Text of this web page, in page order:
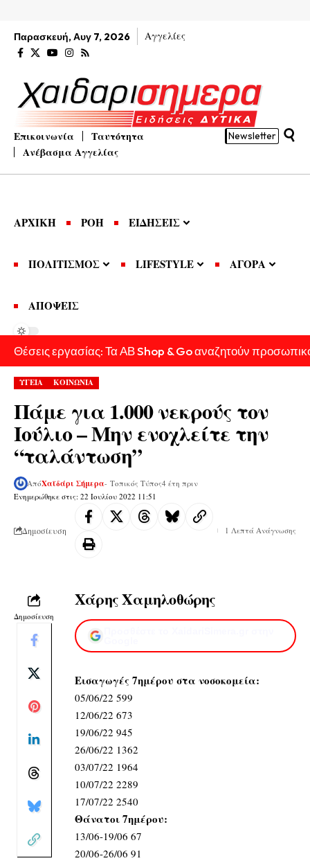
Παρασκευή, Αυγ 7, 2026 Αγγελίες
Επικοινωνία
Ταυτότητα
Ανέβασμα Αγγελίας
Newsletter
ΑΡΧΙΚΗ ΡΟΗ ΕΙΔΗΣΕΙΣ
ΠΟΛΙΤΙΣΜΟΣ LIFESTYLE ΑΓΟΡΑ
ΑΠΟΨΕΙΣ
Θέσεις εργασίας: Τα ΑΒ Shop & Go αναζητούν
ΥΓΕΙΑ ΚΟΙΝΩΝΙΑ
Πάμε για 1.000 νεκρούς τον
Ιούλιο – Μην ενοχλείτε την
“ταλάντωση”
Ενημερώθηκε στις: 22 Ιουλίου 2022 11:51
ΑπόΧαϊδάρι Σήμερα- Τοπικός Τύπος4 έτη πριν
Δημοσίευση 1 Λεπτά Ανάγνωσης
Δημοσίευση
Χάρης Χαμηλοθώρης
Εισαγωγές 7ημέρου στα νοσοκομεία:
05/06/22 599
12/06/22 673
19/06/22 945
26/06/22 1362
03/07/22 1964
10/07/22 2289
17/07/22 2540
Θάνατοι 7ημέρου:
13/06-19/06 67
20/06-26/06 91